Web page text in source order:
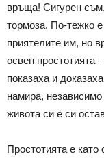
връща! Сигурен
тормоза. По-тежко
приятелите им, но
освен простотията
показаха и
намира, независимо
живота си е си
Простотията е